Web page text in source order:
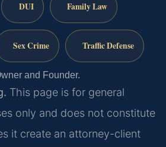
DUI Family Law
Sex Crime Traffic Defense
and Founder.
This page is for general
only and does not constitute
it create an attorney-client